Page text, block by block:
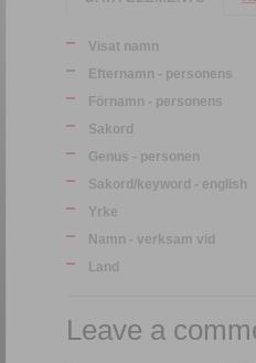
Visat namn
Efternamn - personens
Förnamn - personens
Sakord
Genus - personen
Sakord/keyword - english
Yrke
Namn - verksam vid
Land
Leave a